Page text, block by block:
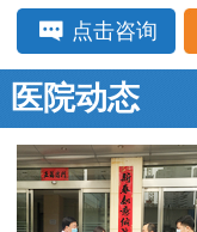
点击咨询
医院动态